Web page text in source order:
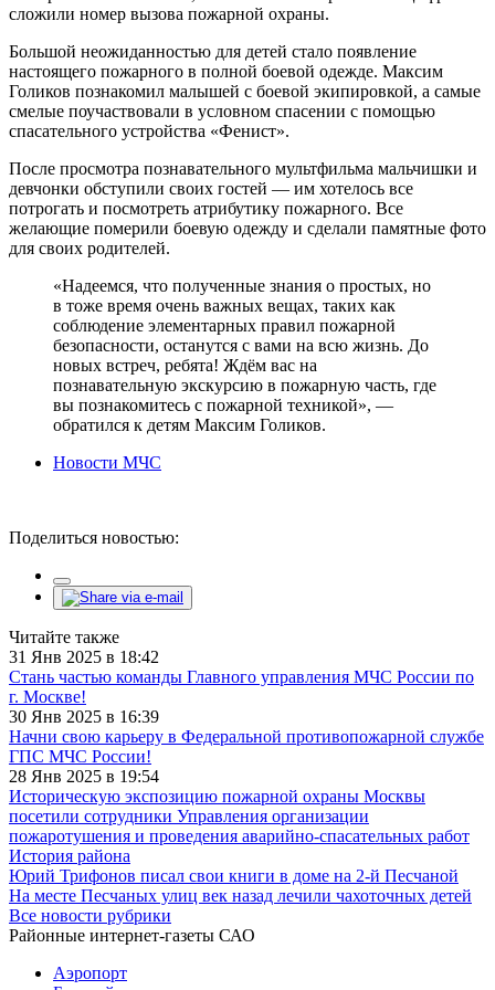
сложили номер вызова пожарной охраны.
Большой неожиданностью для детей стало появление
настоящего пожарного в полной боевой одежде. Максим
Голиков познакомил малышей с боевой экипировкой, а самые
смелые поучаствовали в условном спасении с помощью
спасательного устройства «Фенист».
После просмотра познавательного мультфильма мальчишки и
девчонки обступили своих гостей — им хотелось все
потрогать и посмотреть атрибутику пожарного. Все
желающие померили боевую одежду и сделали памятные фото
для своих родителей.
«Надеемся, что полученные знания о простых, но
в тоже время очень важных вещах, таких как
соблюдение элементарных правил пожарной
безопасности, останутся с вами на всю жизнь. До
новых встреч, ребята! Ждём вас на
познавательную экскурсию в пожарную часть, где
вы познакомитесь с пожарной техникой», —
обратился к детям Максим Голиков.
Новости МЧС
Поделиться новостью:
Читайте также
31 Янв 2025 в 18:42
Стань частью команды Главного управления МЧС России по
г. Москве!
30 Янв 2025 в 16:39
Начни свою карьеру в Федеральной противопожарной службе
ГПС МЧС России!
28 Янв 2025 в 19:54
Историческую экспозицию пожарной охраны Москвы
посетили сотрудники Управления организации
пожаротушения и проведения аварийно-спасательных работ
История района
Юрий Трифонов писал свои книги в доме на 2-й Песчаной
На месте Песчаных улиц век назад лечили чахоточных детей
Все новости рубрики
Районные интернет-газеты САО
Аэропорт